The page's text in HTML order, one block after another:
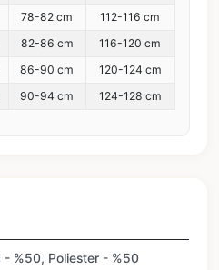
78-82 cm
112-116 cm
82-86 cm
116-120 cm
86-90 cm
120-124 cm
90-94 cm 124-128 cm
- %50, Poliester - %50